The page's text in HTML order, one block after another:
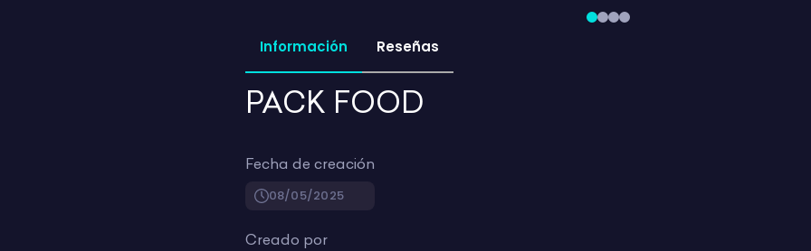
Información Reseñas
PACK FOOD
Fecha de creación
08/05/2025
Creado por